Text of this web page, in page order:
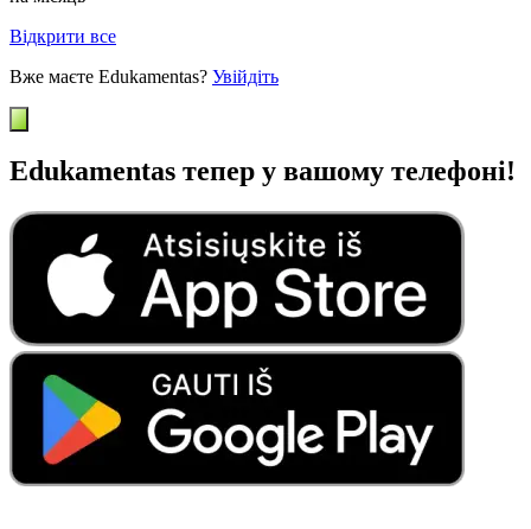
Відкрити все
Вже маєте Edukamentas? Увійдіть
Edukamentas тепер у вашому телефоні!